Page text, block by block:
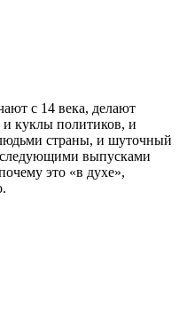
с 14 века, делают
и куклы политиков, и
страны, и шуточный
выпусками
это «в духе»,